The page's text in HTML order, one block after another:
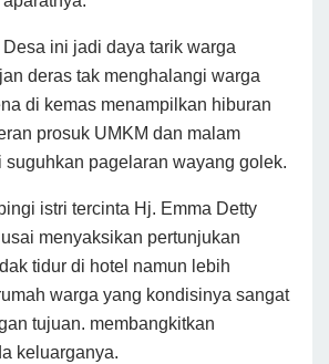
ini jadi daya tarik warga
deras tak menghalangi warga
di kemas menampilkan hiburan
prosuk UMKM dan malam
suguhkan pagelaran wayang golek.
istri tercinta Hj. Emma Detty
menyaksikan pertunjukan
tidur di hotel namun lebih
warga yang kondisinya sangat
tujuan. membangkitkan
keluarganya.